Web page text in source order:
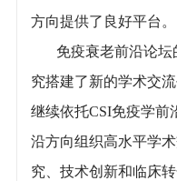
方向提供了良好平台。
免疫衰老前沿论坛
究搭建了新的学术交
继续依托CSI免疫学前
沿方向组织高水平学
究、技术创新和临床转